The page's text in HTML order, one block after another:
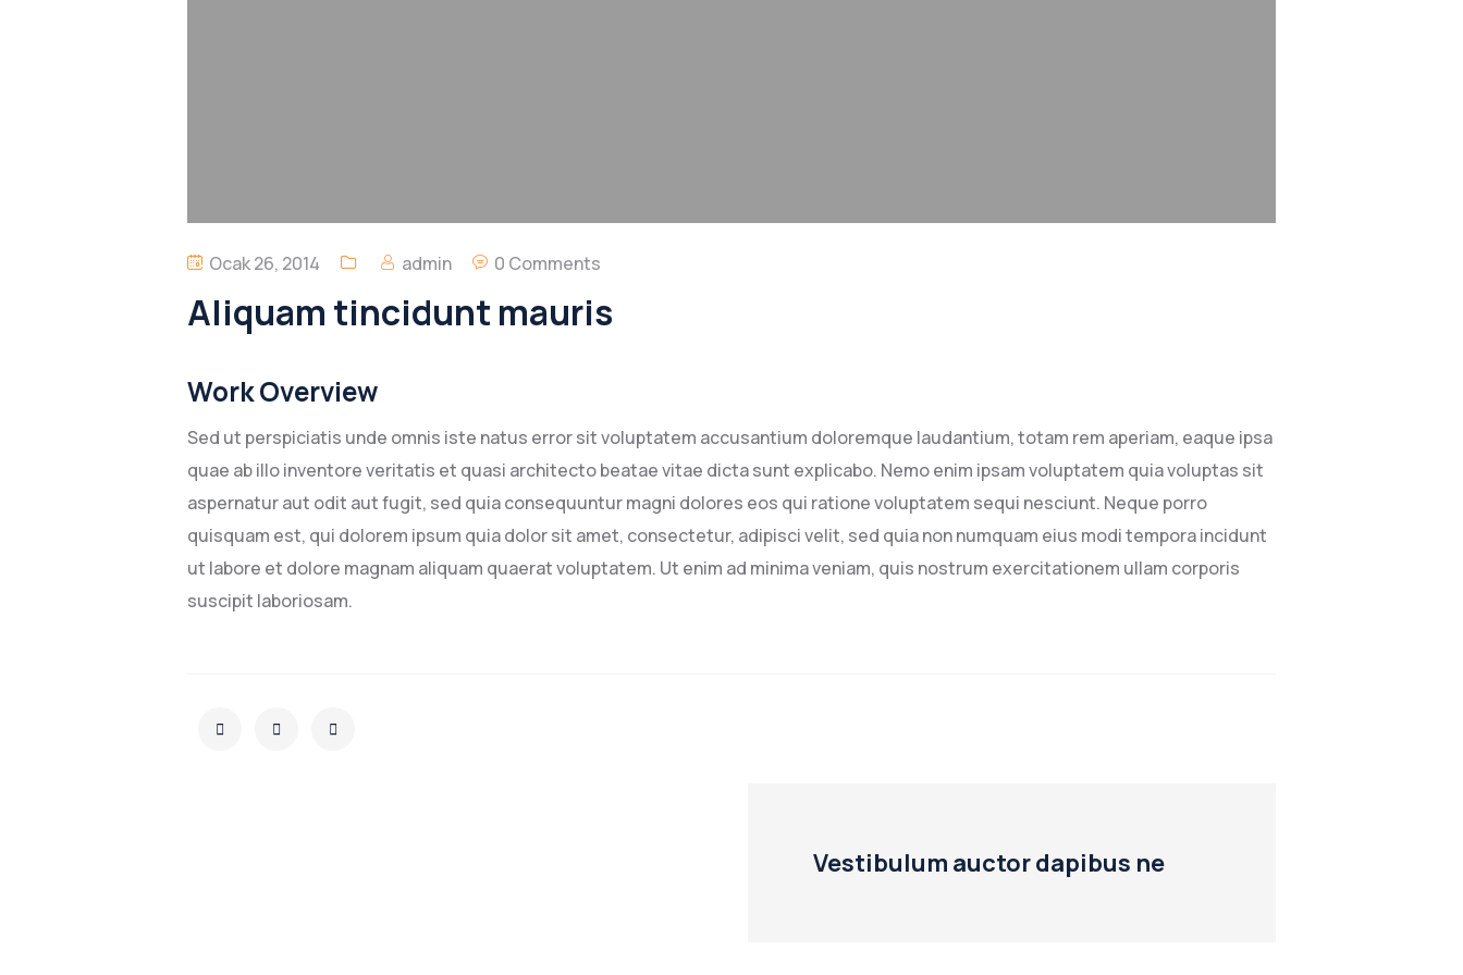
Ocak 26, 2014 admin 0 Comments
Aliquam tincidunt mauris
Work Overview
Sed ut perspiciatis unde omnis iste natus error sit voluptatem accusantium doloremque laudantium, totam rem aperiam, eaque ipsa
quae ab illo inventore veritatis et quasi architecto beatae vitae dicta sunt explicabo. Nemo enim ipsam voluptatem quia voluptas sit
aspernatur aut odit aut fugit, sed quia consequuntur magni dolores eos qui ratione voluptatem sequi nesciunt. Neque porro
quisquam est, qui dolorem ipsum quia dolor sit amet, consectetur, adipisci velit, sed quia non numquam eius modi tempora incidunt
ut labore et dolore magnam aliquam quaerat voluptatem. Ut enim ad minima veniam, quis nostrum exercitationem ullam corporis
suscipit laboriosam.
Vestibulum auctor dapibus ne